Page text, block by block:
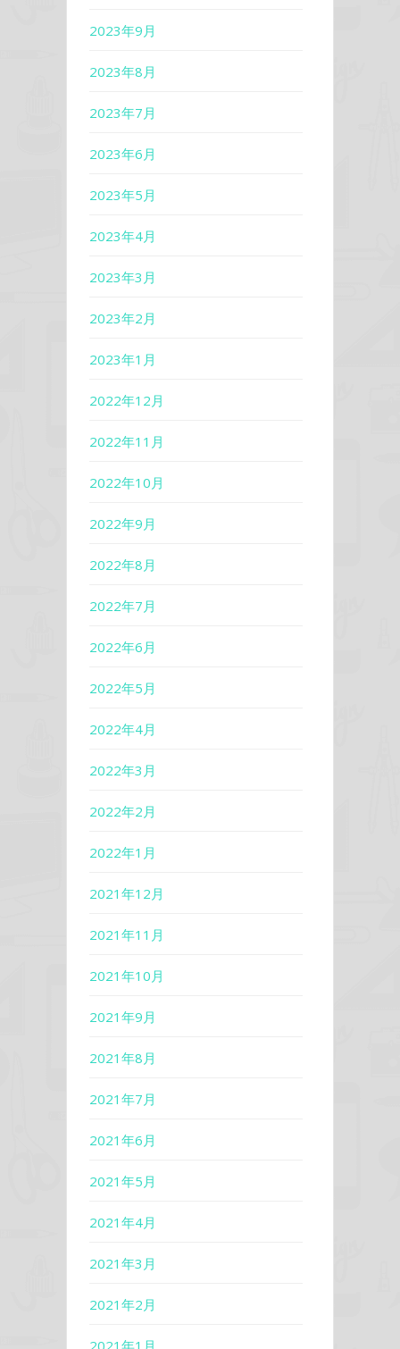
2023年9月
2023年8月
2023年7月
2023年6月
2023年5月
2023年4月
2023年3月
2023年2月
2023年1月
2022年12月
2022年11月
2022年10月
2022年9月
2022年8月
2022年7月
2022年6月
2022年5月
2022年4月
2022年3月
2022年2月
2022年1月
2021年12月
2021年11月
2021年10月
2021年9月
2021年8月
2021年7月
2021年6月
2021年5月
2021年4月
2021年3月
2021年2月
2021年1月